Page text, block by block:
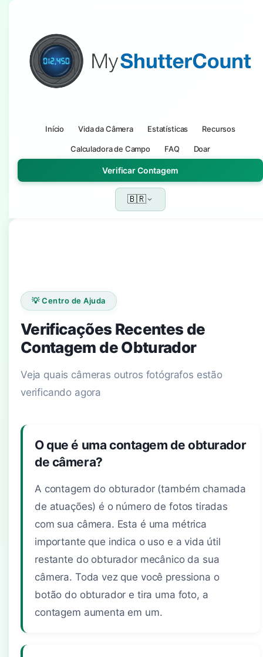
Início Vida da Câmera Estatísticas Recursos
Calculadora de Campo FAQ Doar
Verificar Contagem
🇧🇷
💡 Centro de Ajuda
Verificações Recentes de
Contagem de Obturador
Veja quais câmeras outros fotógrafos estão
verificando agora
O que é uma contagem de obturador
de câmera?
A contagem do obturador (também chamada
de atuações) é o número de fotos tiradas
com sua câmera. Esta é uma métrica
importante que indica o uso e a vida útil
restante do obturador mecânico da sua
câmera. Toda vez que você pressiona o
botão do obturador e tira uma foto, a
contagem aumenta em um.